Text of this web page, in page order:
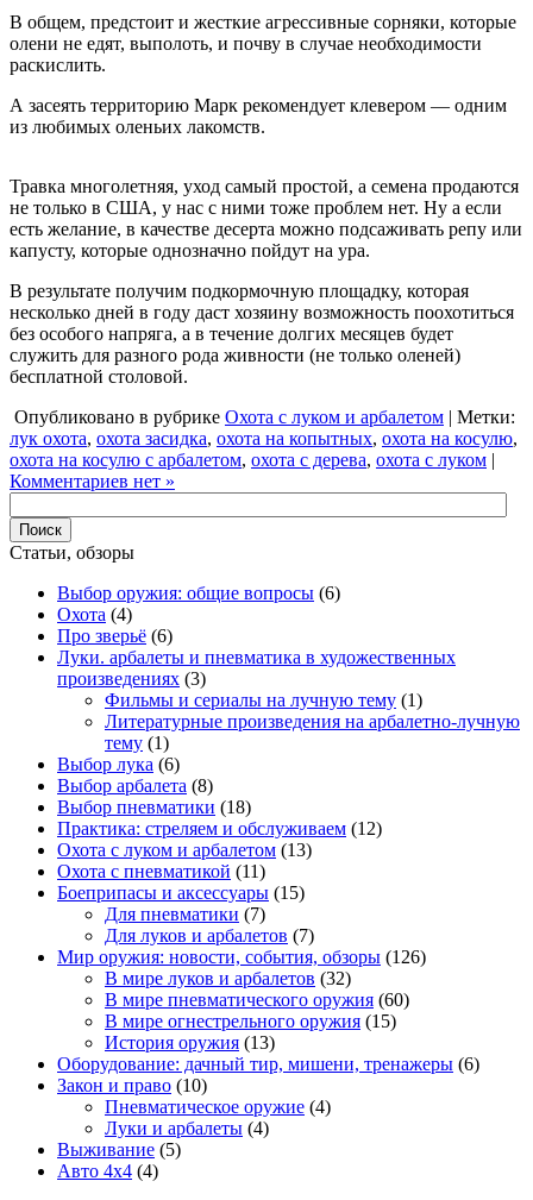
В общем, предстоит и жесткие агрессивные сорняки, которые
олени не едят, выполоть, и почву в случае необходимости
раскислить.
А засеять территорию Марк рекомендует клевером — одним
из любимых оленьих лакомств.
Травка многолетняя, уход самый простой, а семена продаются
не только в США, у нас с ними тоже проблем нет. Ну а если
есть желание, в качестве десерта можно подсаживать репу или
капусту, которые однозначно пойдут на ура.
В результате получим подкормочную площадку, которая
несколько дней в году даст хозяину возможность поохотиться
без особого напряга, а в течение долгих месяцев будет
служить для разного рода живности (не только оленей)
бесплатной столовой.
Опубликовано в рубрике Охота с луком и арбалетом | Метки:
лук охота, охота засидка, охота на копытных, охота на косулю,
охота на косулю с арбалетом, охота с дерева, охота с луком |
Комментариев нет »
Статьи, обзоры
Выбор оружия: общие вопросы (6)
Охота (4)
Про зверьё (6)
Луки. арбалеты и пневматика в художественных
произведениях (3)
Фильмы и сериалы на лучную тему (1)
Литературные произведения на арбалетно-лучную
тему (1)
Выбор лука (6)
Выбор арбалета (8)
Выбор пневматики (18)
Практика: стреляем и обслуживаем (12)
Охота с луком и арбалетом (13)
Охота с пневматикой (11)
Боеприпасы и аксессуары (15)
Для пневматики (7)
Для луков и арбалетов (7)
Мир оружия: новости, события, обзоры (126)
В мире луков и арбалетов (32)
В мире пневматического оружия (60)
В мире огнестрельного оружия (15)
История оружия (13)
Оборудование: дачный тир, мишени, тренажеры (6)
Закон и право (10)
Пневматическое оружие (4)
Луки и арбалеты (4)
Выживание (5)
Авто 4х4 (4)